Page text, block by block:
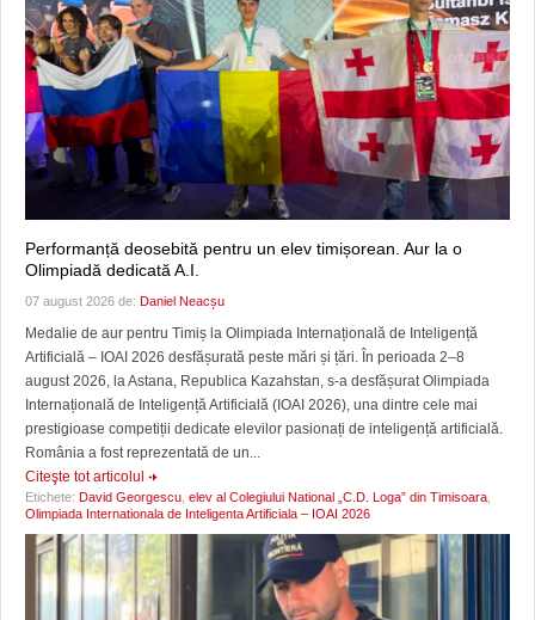
Performanță deosebită pentru un elev timișorean. Aur la o
Olimpiadă dedicată A.I.
07 august 2026 de: Daniel Neacșu
Medalie de aur pentru Timiș la Olimpiada Internațională de Inteligență
Artificială – IOAI 2026 desfășurată peste mări și țări. În perioada 2–8
august 2026, la Astana, Republica Kazahstan, s-a desfășurat Olimpiada
Internațională de Inteligență Artificială (IOAI 2026), una dintre cele mai
prestigioase competiții dedicate elevilor pasionați de inteligență artificială.
România a fost reprezentată de un...
Citeşte tot articolul
Etichete: David Georgescu elev al Colegiului National „C.D. Loga” din Timisoara
Olimpiada Internationala de Inteligenta Artificiala – IOAI 2026